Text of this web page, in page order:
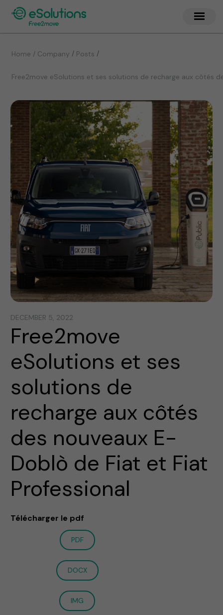
Home / Company / Posts /
Free2move eSolutions et ses solutions de recharge aux côtés
DECEMBER 5, 2022
Free2move
eSolutions et ses
solutions de
recharge aux côtés
des nouveaux E-
Doblò de Fiat et Fiat
Professional
Télécharger le pdf
PDF
DOCX
IMG